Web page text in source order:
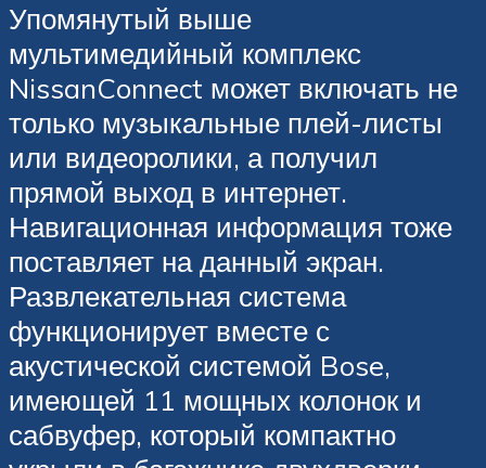
Упомянутый выше
мультимедийный комплекс
NissanConnect может включать не
только музыкальные плей-листы
или видеоролики, а получил
прямой выход в интернет.
Навигационная информация тоже
поставляет на данный экран.
Развлекательная система
функционирует вместе с
акустической системой Bose,
имеющей 11 мощных колонок и
сабвуфер, который компактно